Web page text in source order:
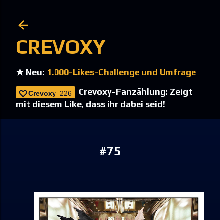
CREVOXY
★ Neu: 1.000-Likes-Challenge und Umfrage
Crevoxy 226
Crevoxy-Fanzählung: Zeigt
mit diesem Like, dass ihr dabei seid!
#75